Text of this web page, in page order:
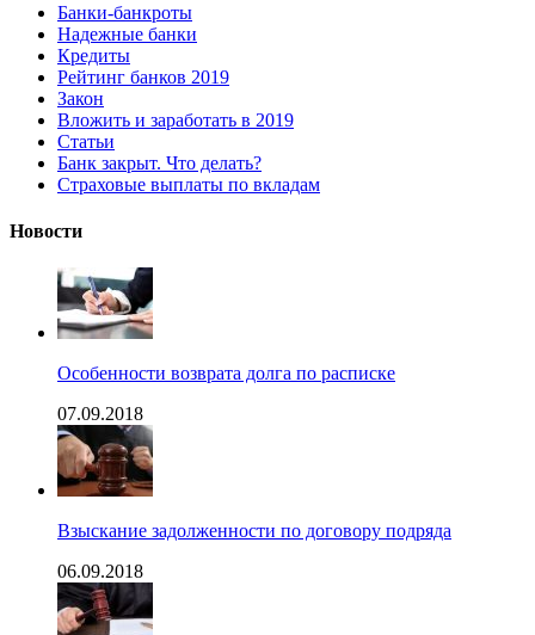
Банки-банкроты
Надежные банки
Кредиты
Рейтинг банков 2019
Закон
Вложить и заработать в 2019
Статьи
Банк закрыт. Что делать?
Страховые выплаты по вкладам
Новости
Особенности возврата долга по расписке
07.09.2018
Взыскание задолженности по договору подряда
06.09.2018